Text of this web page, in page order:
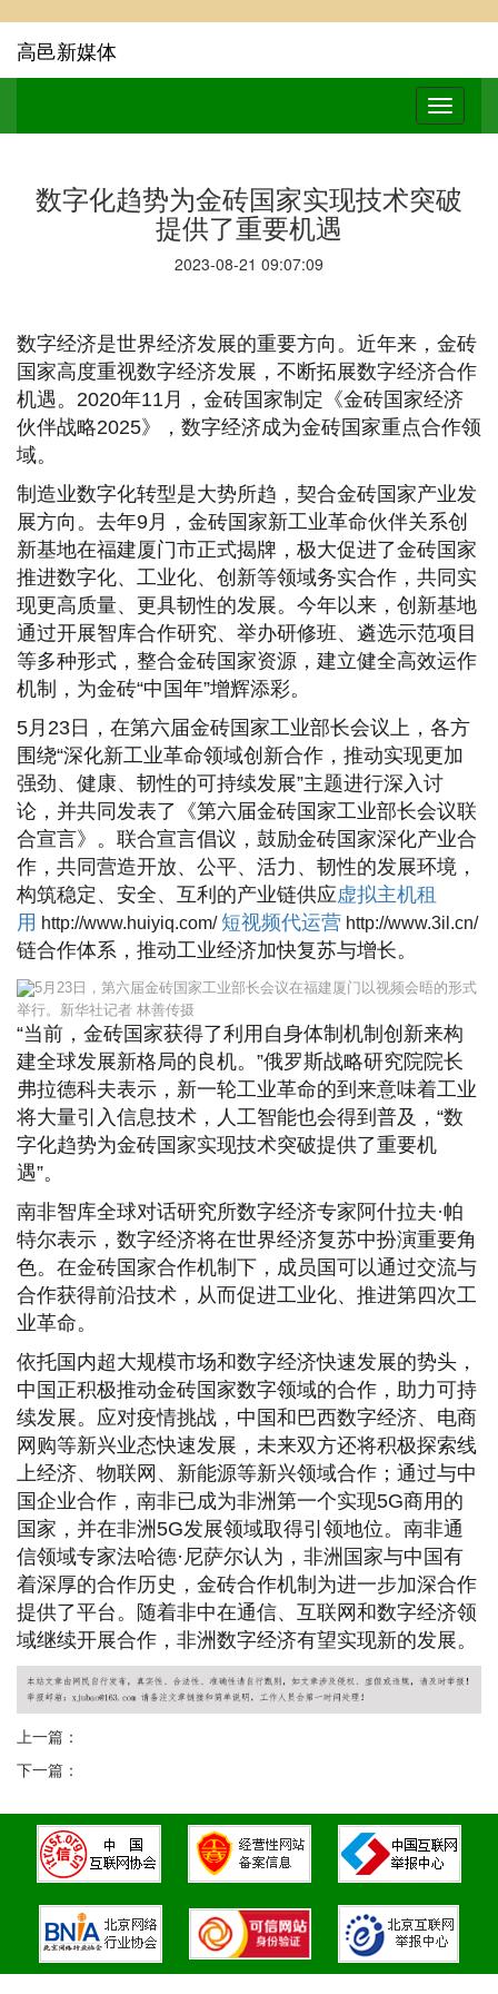
高邑新媒体
数字化趋势为金砖国家实现技术突破
提供了重要机遇
2023-08-21 09:07:09
数字经济是世界经济发展的重要方向。近年来，金砖
国家高度重视数字经济发展，不断拓展数字经济合作
机遇。2020年11月，金砖国家制定《金砖国家经济
伙伴战略2025》，数字经济成为金砖国家重点合作领
域。
制造业数字化转型是大势所趋，契合金砖国家产业发
展方向。去年9月，金砖国家新工业革命伙伴关系创
新基地在福建厦门市正式揭牌，极大促进了金砖国家
推进数字化、工业化、创新等领域务实合作，共同实
现更高质量、更具韧性的发展。今年以来，创新基地
通过开展智库合作研究、举办研修班、遴选示范项目
等多种形式，整合金砖国家资源，建立健全高效运作
机制，为金砖“中国年”增辉添彩。
5月23日，在第六届金砖国家工业部长会议上，各方
围绕“深化新工业革命领域创新合作，推动实现更加
强劲、健康、韧性的可持续发展”主题进行深入讨
论，并共同发表了《第六届金砖国家工业部长会议联
合宣言》。联合宣言倡议，鼓励金砖国家深化产业合
作，共同营造开放、公平、活力、韧性的发展环境，
构筑稳定、安全、互利的产业链供应虚拟主机租
用 http://www.huiyiq.com/短视频代运营 http://www.3il.cn/
链合作体系，推动工业经济加快复苏与增长。
5月23日，第六届金砖国家工业部长会议在福建厦门以视频会晤的形式
举行。新华社记者 林善传摄
“当前，金砖国家获得了利用自身体制机制创新来构
建全球发展新格局的良机。”俄罗斯战略研究院院长
弗拉德科夫表示，新一轮工业革命的到来意味着工业
将大量引入信息技术，人工智能也会得到普及，“数
字化趋势为金砖国家实现技术突破提供了重要机
遇”。
南非智库全球对话研究所数字经济专家阿什拉夫·帕
特尔表示，数字经济将在世界经济复苏中扮演重要角
色。在金砖国家合作机制下，成员国可以通过交流与
合作获得前沿技术，从而促进工业化、推进第四次工
业革命。
依托国内超大规模市场和数字经济快速发展的势头，
中国正积极推动金砖国家数字领域的合作，助力可持
续发展。应对疫情挑战，中国和巴西数字经济、电商
网购等新兴业态快速发展，未来双方还将积极探索线
上经济、物联网、新能源等新兴领域合作；通过与中
国企业合作，南非已成为非洲第一个实现5G商用的
国家，并在非洲5G发展领域取得引领地位。南非通
信领域专家法哈德·尼萨尔认为，非洲国家与中国有
着深厚的合作历史，金砖合作机制为进一步加深合作
提供了平台。随着非中在通信、互联网和数字经济领
域继续开展合作，非洲数字经济有望实现新的发展。
上一篇：
下一篇：